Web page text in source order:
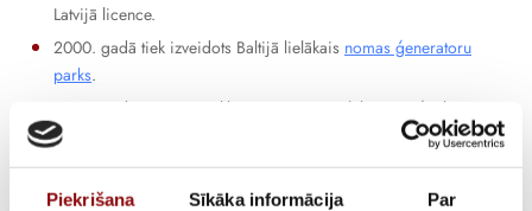
Piekrišana Sīkāka informācija Par
Latvijā licence.
2000. gadā tiek izveidots Baltijā lielākais nomas ģeneratoru
parks.
2004. gadā uzņēmums kļūst par Latvijas Elektroenerģētiķu un
Energobūvnieku Asociācijas biedru.
2005 – 2006. gadā notiek garantētās barošanas tīkla
rekonstrukcija Ķeguma HES, Pļaviņu HES un Rīgas HES.